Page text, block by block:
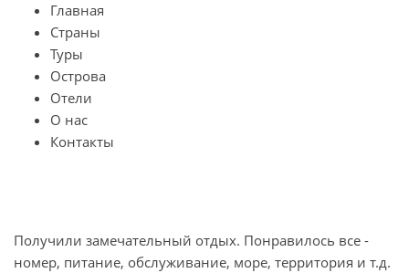
Главная
Страны
Туры
Острова
Отели
О нас
Контакты
Получили замечательный отдых. Понравилось все -
номер, питание, обслуживание, море, территория и т.д.